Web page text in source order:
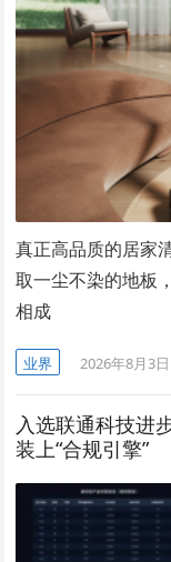
真正高品质的居家
取一尘不染的地板
相成
业界 2026年8月3日
入选联通科技进
装上“合规引擎”